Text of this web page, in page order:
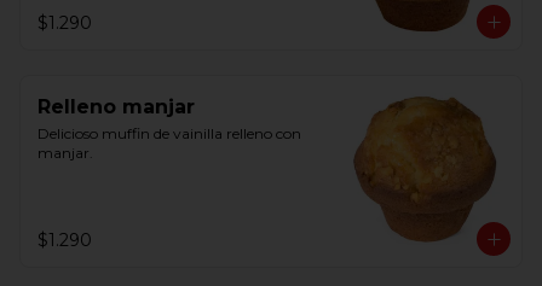
$1.290
Relleno manjar
Delicioso muffin de vainilla relleno con
manjar.
$1.290